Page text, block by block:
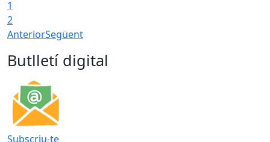
1
2
AnteriorSegüent
Butlletí digital
Subscriu-te